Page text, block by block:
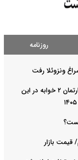
روزنامه
لیست قیمت خرید مسکن در نازی‌آباد/ خرید آپارتمان ۲ خوابه در این
قیمت بازار